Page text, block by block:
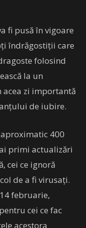
fi pusă în vigoare
îndrăgostiții care
folosind
la un
acea zi importantă
de iubire.
400
primi actualizări
cei ce ignoră
de a fi virusați.
februarie,
cei ce fac
acestora